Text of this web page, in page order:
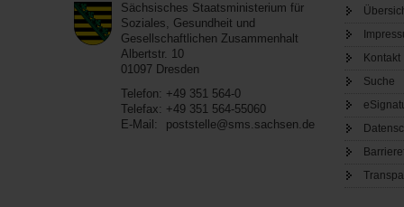
Sächsisches Staatsministerium für
Soziales, Gesundheit und
Gesellschaftlichen Zusammenhalt
Albertstr. 10
01097 Dresden
Telefon: +49 351 564-0
Telefax: +49 351 564-55060
E-Mail:
poststelle@sms.sachsen.de
Kontakt
Suche